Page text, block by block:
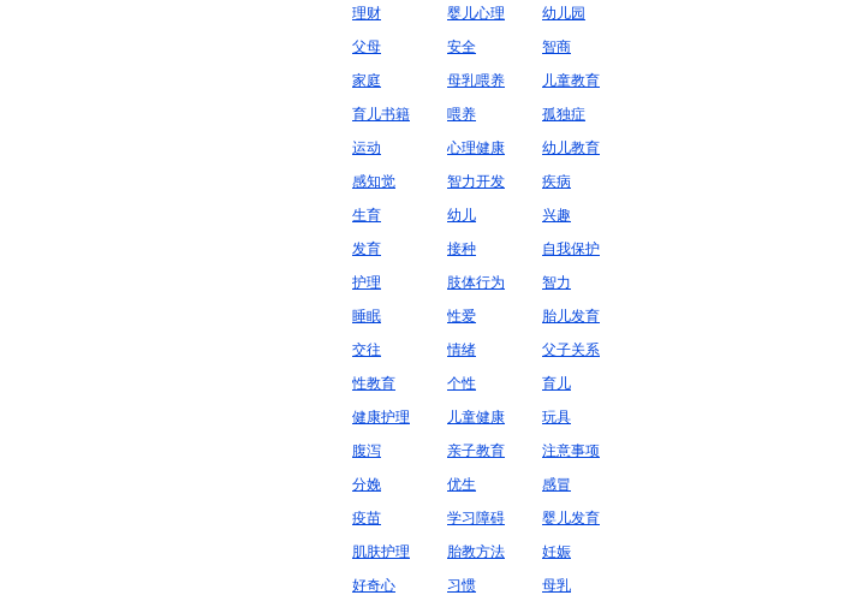
理财
婴儿心理
幼儿园
父母
安全
智商
家庭
母乳喂养
儿童教育
育儿书籍
喂养
孤独症
运动
心理健康
幼儿教育
感知觉
智力开发
疾病
生育
幼儿
兴趣
发育
接种
自我保护
护理
肢体行为
智力
睡眠
性爱
胎儿发育
交往
情绪
父子关系
性教育
个性
育儿
健康护理
儿童健康
玩具
腹泻
亲子教育
注意事项
分娩
优生
感冒
疫苗
学习障碍
婴儿发育
肌肤护理
胎教方法
妊娠
好奇心
习惯 母乳